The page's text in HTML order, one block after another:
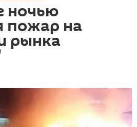
ночью
пожар на
рынка